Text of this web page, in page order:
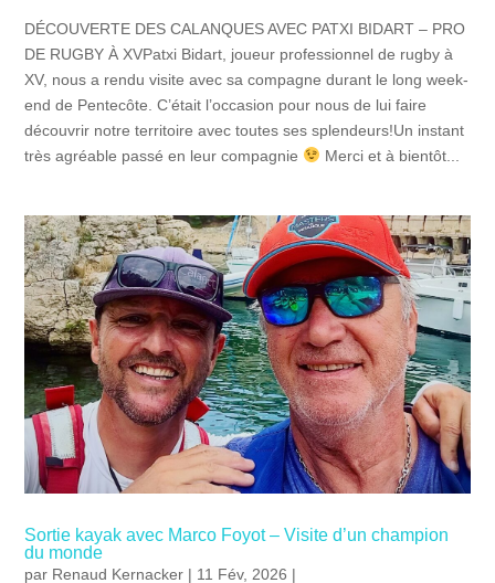
DÉCOUVERTE DES CALANQUES AVEC PATXI BIDART – PRO
DE RUGBY À XVPatxi Bidart, joueur professionnel de rugby à
XV, nous a rendu visite avec sa compagne durant le long week-
end de Pentecôte. C’était l’occasion pour nous de lui faire
découvrir notre territoire avec toutes ses splendeurs!Un instant
très agréable passé en leur compagnie
Merci et à bientôt...
Sortie kayak avec Marco Foyot – Visite d’un champion
du monde
par Renaud Kernacker | 11 Fév, 2026 |